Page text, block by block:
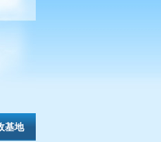
基地